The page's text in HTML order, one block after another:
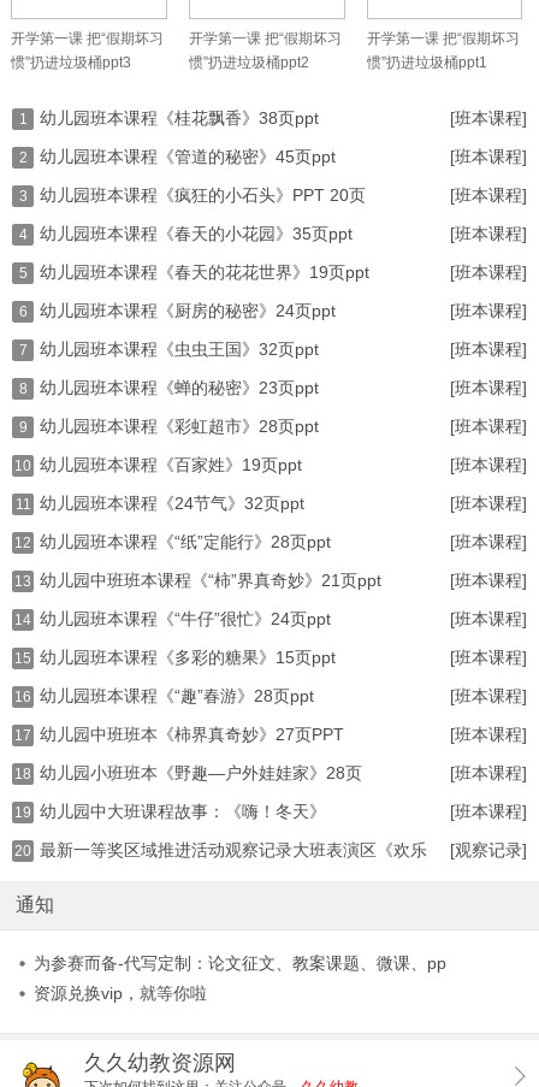
开学第一课 把“假期坏习
惯”扔进垃圾桶ppt3
开学第一课 把“假期坏习
惯”扔进垃圾桶ppt2
开学第一课 把“假期坏习
惯”扔进垃圾桶ppt1
[班本课程]
1
幼儿园班本课程《桂花飘香》38页ppt
[班本课程]
2
幼儿园班本课程《管道的秘密》45页ppt
[班本课程]
3
幼儿园班本课程《疯狂的小石头》PPT 20页
[班本课程]
4
幼儿园班本课程《春天的小花园》35页ppt
[班本课程]
5
幼儿园班本课程《春天的花花世界》19页ppt
[班本课程]
6
幼儿园班本课程《厨房的秘密》24页ppt
[班本课程]
7
幼儿园班本课程《虫虫王国》32页ppt
[班本课程]
8
幼儿园班本课程《蝉的秘密》23页ppt
[班本课程]
9
幼儿园班本课程《彩虹超市》28页ppt
[班本课程]
10 幼儿园班本课程《百家姓》19页ppt
[班本课程]
11 幼儿园班本课程《24节气》32页ppt
[班本课程]
12 幼儿园班本课程《“纸”定能行》28页ppt
[班本课程]
13 幼儿园中班班本课程《“柿”界真奇妙》21页ppt
[班本课程]
14 幼儿园班本课程《“牛仔”很忙》24页ppt
[班本课程]
15 幼儿园班本课程《多彩的糖果》15页ppt
[班本课程]
16 幼儿园班本课程《“趣”春游》28页ppt
[班本课程]
17 幼儿园中班班本《柿界真奇妙》27页PPT
[班本课程]
18 幼儿园小班班本《野趣—户外娃娃家》28页
[班本课程]
19 幼儿园中大班课程故事：《嗨！冬天》
[观察记录]
20 最新一等奖区域推进活动观察记录大班表演区《欢乐
皮
通知
为参赛而备-代写定制：论文征文、教案课题、微课、pp
资源兑换vip，就等你啦
久久幼教资源网